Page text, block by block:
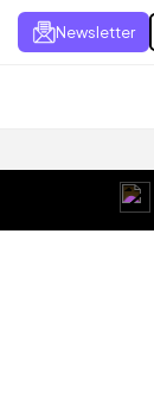
Newsletter